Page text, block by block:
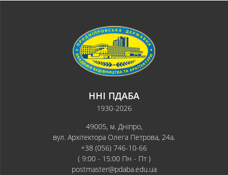
ННІ ПДАБА
1930-2026
49005, м. Дніпро,
вул. Архітектора Олега Петрова, 24а.
+38 (056) 746-10-66
( 9:00 - 15:00 Пн - Пт )
postmaster@pdaba.edu.ua